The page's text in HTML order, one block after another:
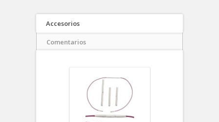
Accesorios
Comentarios